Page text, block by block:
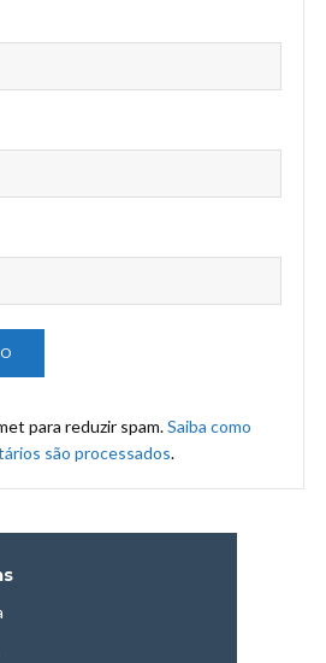
para reduzir spam.Saiba como
são processados.